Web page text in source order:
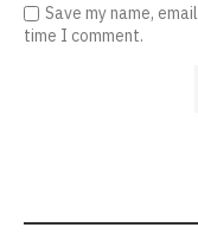
Save my name,
time I comment.